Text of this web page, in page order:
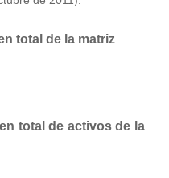
total de la matriz
total de activos de la